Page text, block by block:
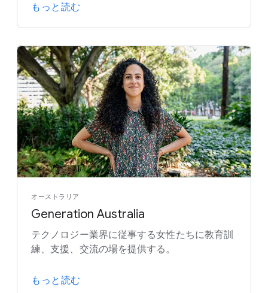
もっと読む
オーストラリア
Generation Australia
テクノロジー業界に従事する女性たちに教育訓
練、支援、交流の場を提供する。
もっと読む